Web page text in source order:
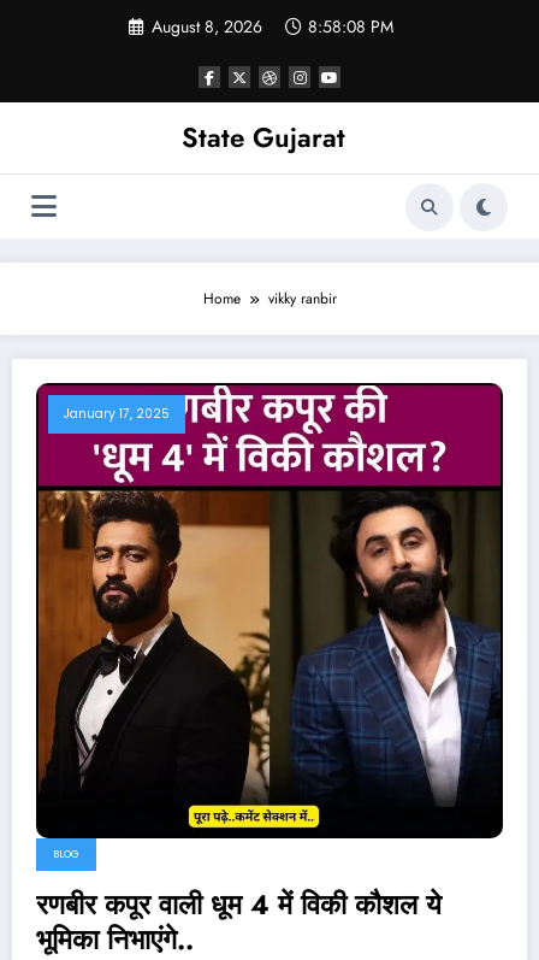
August 8, 2026 8:58:08 PM
State Gujarat
Home vikky ranbir
January 17, 2025
BLOG
रणबीर कपूर वाली धूम 4 में विकी कौशल ये
भूमिका निभाएंगे..